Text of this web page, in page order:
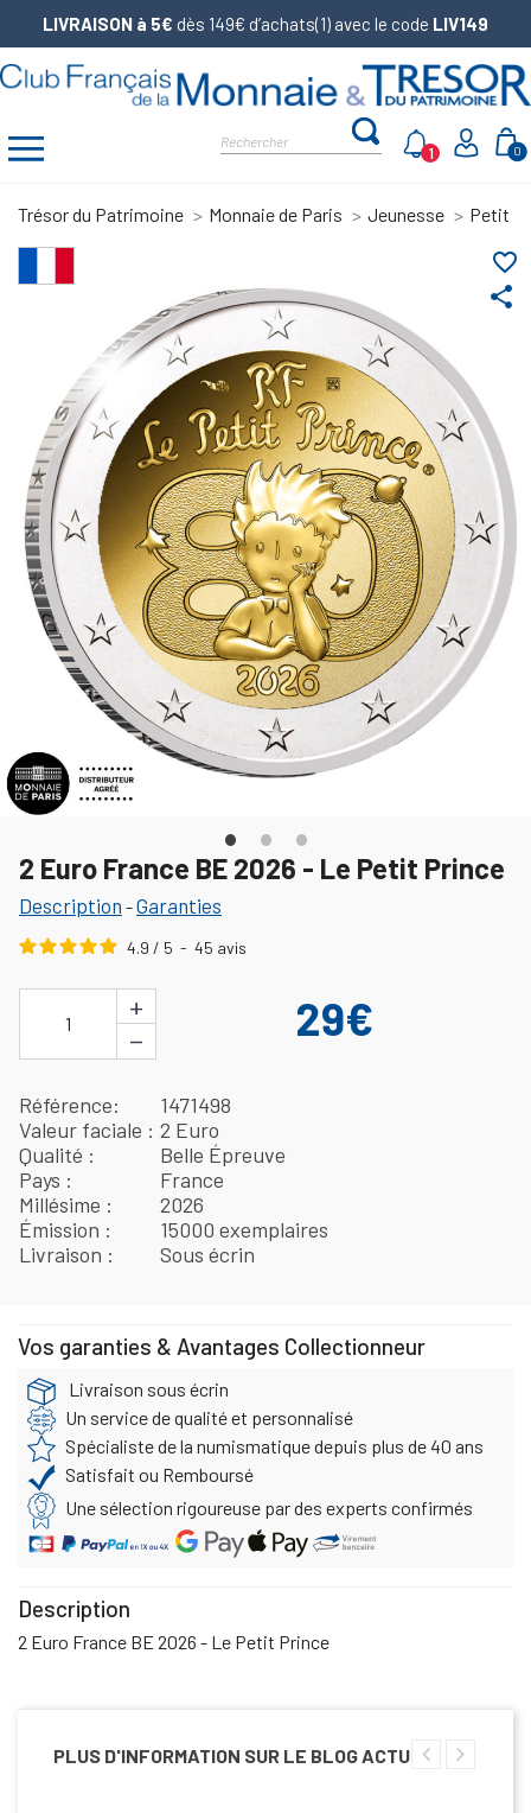
LIVRAISON à 5€ dès 149€ d’achats(1) avec le code LIV149
0
1
Trésor du Patrimoine Monnaie de Paris Jeunesse Petit
share
favorite_border
2 Euro France BE 2026 - Le Petit Prince
Description -Garanties
4.9 / 5 - 45 avis
1
+
−
29€
Référence
1471498
Valeur faciale
2 Euro
Qualité
Belle Épreuve
Pays
France
Millésime
2026
Émission
15000 exemplaires
Livraison
Sous écrin
Vos garanties & Avantages Collectionneur
Livraison sous écrin
Un service de qualité et personnalisé
Spécialiste de la numismatique depuis plus de 40 ans
Satisfait ou Remboursé
Une sélection rigoureuse par des experts confirmés
Description
2 Euro France BE 2026 - Le Petit Prince
PLUS D'INFORMATION SUR LE BLOG ACTU